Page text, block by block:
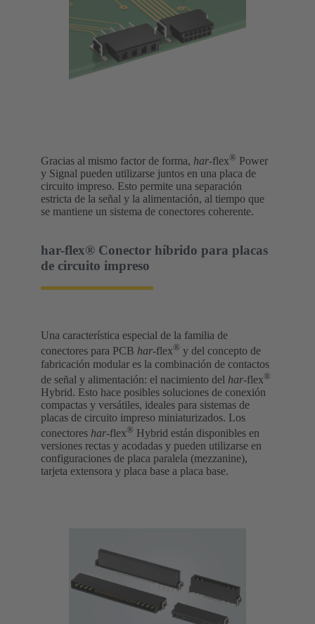
Gracias al mismo factor de forma, har-flex® Power
y Signal pueden utilizarse juntos en una placa de
circuito impreso. Esto permite una separación
estricta de la señal y la alimentación, al tiempo que
se mantiene un sistema de conectores coherente.
har-flex® Conector híbrido para placas
de circuito impreso
Una característica especial de la familia de
conectores para PCB har-flex® y del concepto de
fabricación modular es la combinación de contactos
de señal y alimentación: el nacimiento del har-flex®
Hybrid. Esto hace posibles soluciones de conexión
compactas y versátiles, ideales para sistemas de
placas de circuito impreso miniaturizados. Los
conectores har-flex® Hybrid están disponibles en
versiones rectas y acodadas y pueden utilizarse en
configuraciones de placa paralela (mezzanine),
tarjeta extensora y placa base a placa base.